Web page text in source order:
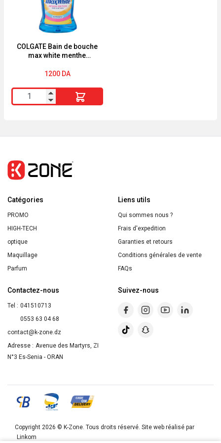
COLGATE Bain de bouche
max white menthe
1200 DA
quantité
de
bouche
max
menthe
poivrée
500ml
Catégories
PROMO
HIGH-TECH
optique
Maquillage
Parfum
Liens utils
Qui sommes nous ?
Frais d'expedition
Garanties et retours
Conditions générales de vente
FAQs
Contactez-nous
Tel : 041510713
0553 63 04 68
contact@k-zone.dz
Adresse : Avenue des Martyrs, ZI
N°3 Es-Senia - ORAN
Suivez-nous
Copyright 2026 © K-Zone . Tous droits réservé. Site web réalisé par
Linkom